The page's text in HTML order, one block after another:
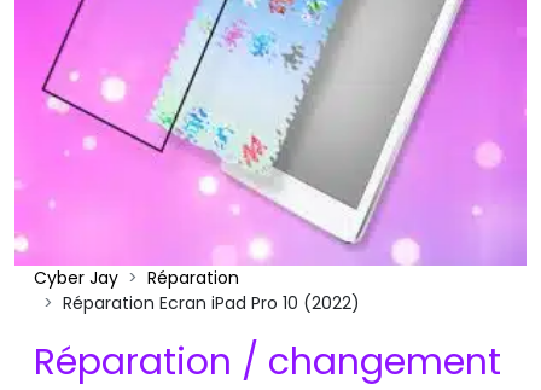
Cyber Jay
Réparation
Réparation Ecran iPad Pro 10 (2022)
Réparation / changement